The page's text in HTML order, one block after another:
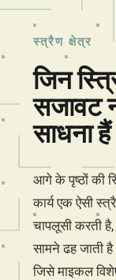
स्त्रैण क्षेत्र
जिन
सजावट
साधना
आगे के पृष्ठों की
कार्य एक ऐसी
चापलूसी करती है,
सामने ढह जाती
जिसे माइकल